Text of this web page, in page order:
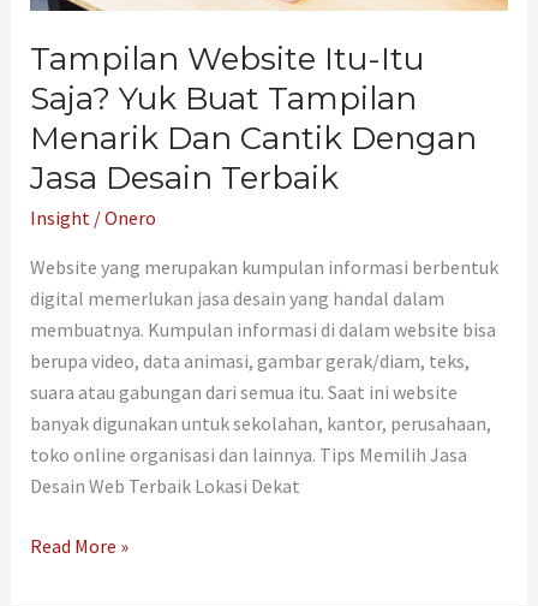
Tampilan Website Itu-Itu
Saja? Yuk Buat Tampilan
Menarik Dan Cantik Dengan
Jasa Desain Terbaik
Insight /Onero
Website yang merupakan kumpulan informasi berbentuk
digital memerlukan jasa desain yang handal dalam
membuatnya. Kumpulan informasi di dalam website bisa
berupa video, data animasi, gambar gerak/diam, teks,
suara atau gabungan dari semua itu. Saat ini website
banyak digunakan untuk sekolahan, kantor, perusahaan,
toko online organisasi dan lainnya. Tips Memilih Jasa
Desain Web Terbaik Lokasi Dekat
Cantik
Dengan
Desain
Terbaik
Read More »